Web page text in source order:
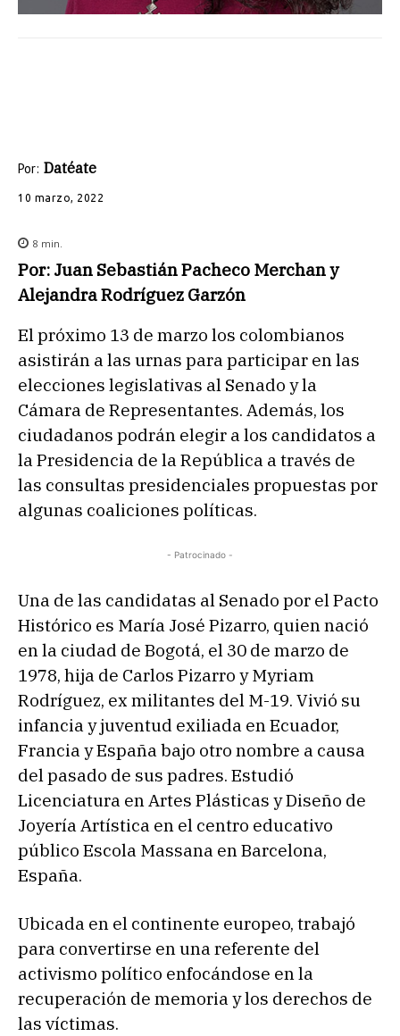
Por: Datéate
10 marzo, 2022
8 min.
Por: Juan Sebastián Pacheco Merchan y
Alejandra Rodríguez Garzón
El próximo 13 de marzo los colombianos
asistirán a las urnas para participar en las
elecciones legislativas al Senado y la
Cámara de Representantes. Además, los
ciudadanos podrán elegir a los candidatos a
la Presidencia de la República a través de
las consultas presidenciales propuestas por
algunas coaliciones políticas.
- Patrocinado -
Una de las candidatas al Senado por el Pacto
Histórico es María José Pizarro, quien nació
en la ciudad de Bogotá, el 30 de marzo de
1978, hija de Carlos Pizarro y Myriam
Rodríguez, ex militantes del M-19. Vivió su
infancia y juventud exiliada en Ecuador,
Francia y España bajo otro nombre a causa
del pasado de sus padres. Estudió
Licenciatura en Artes Plásticas y Diseño de
Joyería Artística en el centro educativo
público Escola Massana en Barcelona,
España.
Ubicada en el continente europeo, trabajó
para convertirse en una referente del
activismo político enfocándose en la
recuperación de memoria y los derechos de
las víctimas.